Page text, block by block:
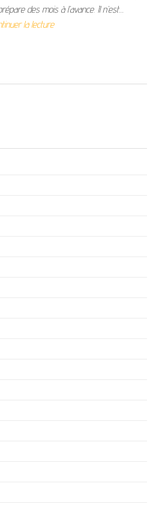
des mois à l’avance. Il n’est…
la lecture